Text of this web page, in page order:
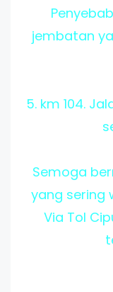
jembatan
5. km 104.
Semoga
yang sering
Via Tol